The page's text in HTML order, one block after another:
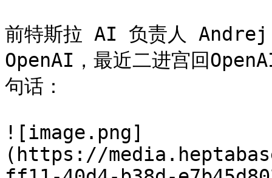
前特斯拉 AI 负责人 Andrej
OpenAI，最近二进宫回
句话：
![image.png]
(https://